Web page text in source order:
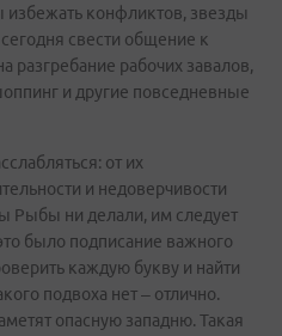
конфликтов, звезды
свести общение к
рабочих завалов,
и другие повседневные
от их
и недоверчивости
Рыбы ни делали, им следует
было подписание важного
каждую букву и найти
подвоха нет – отлично.
опасную западню. Такая